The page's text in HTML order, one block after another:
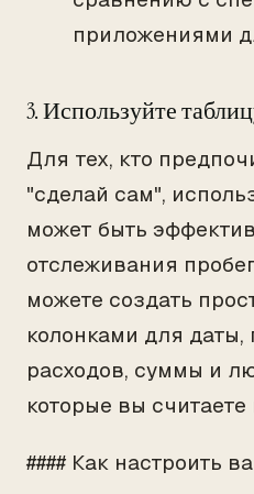
приложениями
3. Используйте
Для тех, кто
"сделай сам",
может быть
отслеживания
можете создать
колонками для даты,
расходов, суммы и
которые вы
#### Как настроить